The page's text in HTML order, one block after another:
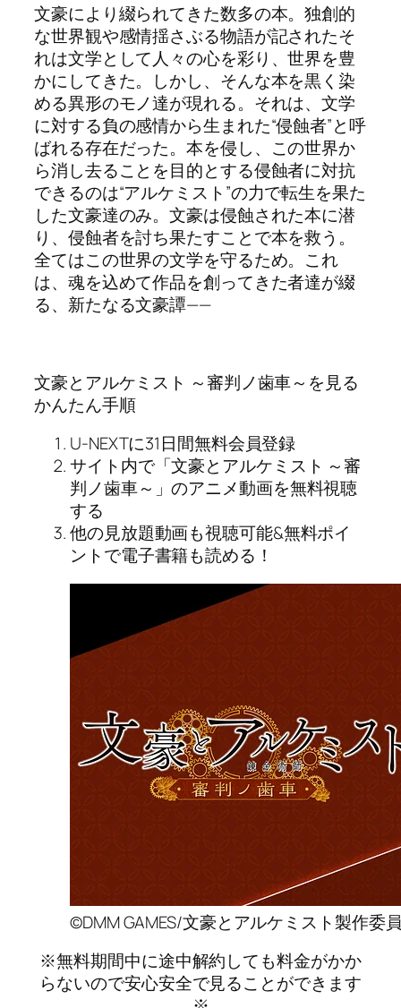
文豪により綴られてきた数多の本。独創的
な世界観や感情揺さぶる物語が記されたそ
れは文学として人々の心を彩り、世界を豊
かにしてきた。しかし、そんな本を黒く染
める異形のモノ達が現れる。それは、文学
に対する負の感情から生まれた“侵蝕者”と呼
ばれる存在だった。本を侵し、この世界か
ら消し去ることを目的とする侵蝕者に対抗
できるのは“アルケミスト”の力で転生を果た
した文豪達のみ。文豪は侵蝕された本に潜
り、侵蝕者を討ち果たすことで本を救う。
全てはこの世界の文学を守るため。これ
は、魂を込めて作品を創ってきた者達が綴
る、新たなる文豪譚——
文豪とアルケミスト ～審判ノ歯車～を見る
かんたん手順
U-NEXTに31日間無料会員登録
サイト内で「文豪とアルケミスト ～審
判ノ歯車～」のアニメ動画を無料視聴
する
他の見放題動画も視聴可能&無料ポイ
ントで電子書籍も読める！
©DMM GAMES/文豪とアルケミスト製作委
※無料期間中に途中解約しても料金がかか
らないので安心安全で見ることができます